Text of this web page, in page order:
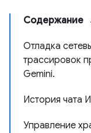
Содержание
Отладка
трассировок
Gemini.
История чата
Управление